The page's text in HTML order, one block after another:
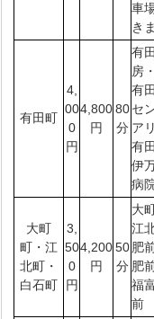
車
き
有田町
4,
00
0
円
4,800
円
80
分
有
房
有
セ
ア
有
伊
病
大町
町・江
北町・
白石町
3,
50
0
円
4,200
円
50
分
大
江
肥
肥
福
前